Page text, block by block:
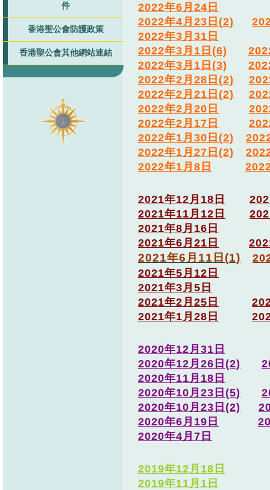
件
香港聖公會防護政策
香港聖公會其他網站連結
2022年6月24日
2022年4月23日(2)
2022年3月31日
2022年3月1日(6)
2022年3月1日(3)
2022年2月28日(2)
2022年2月21日(2)
2022年2月20日
2022年2月17日
2022年1月30日(2)
2022年1月27日(2)
2022年1月8日
2021年12月18日
2021年11月12日
2021年8月16日
2021年6月21日
2021年6月11日(1)
2021年5月12日
2021年3月5日
2021年2月25日
2021年1月28日
2020年12月31日
2020年12月26日(2)
2020年11月18日
2020年10月23日(5)
2020年10月23日(2)
2020年6月19日
2020年4月7日
2019年12月18日
2019年11月1日